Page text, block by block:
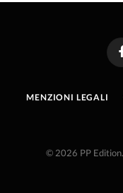
MENZIONI LEGALI
© 2026 PP